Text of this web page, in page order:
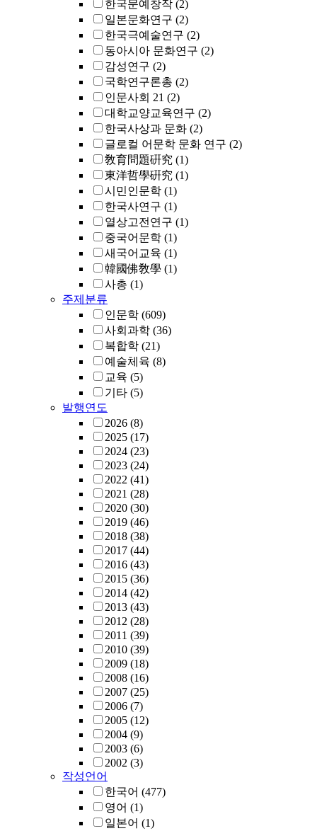
한국문예창작 (2)
일본문화연구 (2)
한국극예술연구 (2)
동아시아 문화연구 (2)
감성연구 (2)
국학연구론총 (2)
인문사회 21 (2)
대학교양교육연구 (2)
한국사상과 문화 (2)
글로컬 어문학 문화 연구 (2)
敎育問題硏究 (1)
東洋哲學硏究 (1)
시민인문학 (1)
한국사연구 (1)
열상고전연구 (1)
중국어문학 (1)
새국어교육 (1)
韓國佛敎學 (1)
사총 (1)
주제분류
인문학 (609)
사회과학 (36)
복합학 (21)
예술체육 (8)
교육 (5)
기타 (5)
발행연도
2026 (8)
2025 (17)
2024 (23)
2023 (24)
2022 (41)
2021 (28)
2020 (30)
2019 (46)
2018 (38)
2017 (44)
2016 (43)
2015 (36)
2014 (42)
2013 (43)
2012 (28)
2011 (39)
2010 (39)
2009 (18)
2008 (16)
2007 (25)
2006 (7)
2005 (12)
2004 (9)
2003 (6)
2002 (3)
작성언어
한국어 (477)
영어 (1)
일본어 (1)